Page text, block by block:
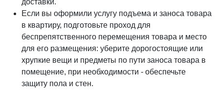
доставки.
Если вы оформили услугу подъема и заноса товара
в квартиру, подготовьте проход для
беспрепятственного перемещения товара и место
для его размещения: уберите дорогостоящие или
хрупкие вещи и предметы по пути заноса товара в
помещение, при необходимости - обеспечьте
защиту пола и стен.